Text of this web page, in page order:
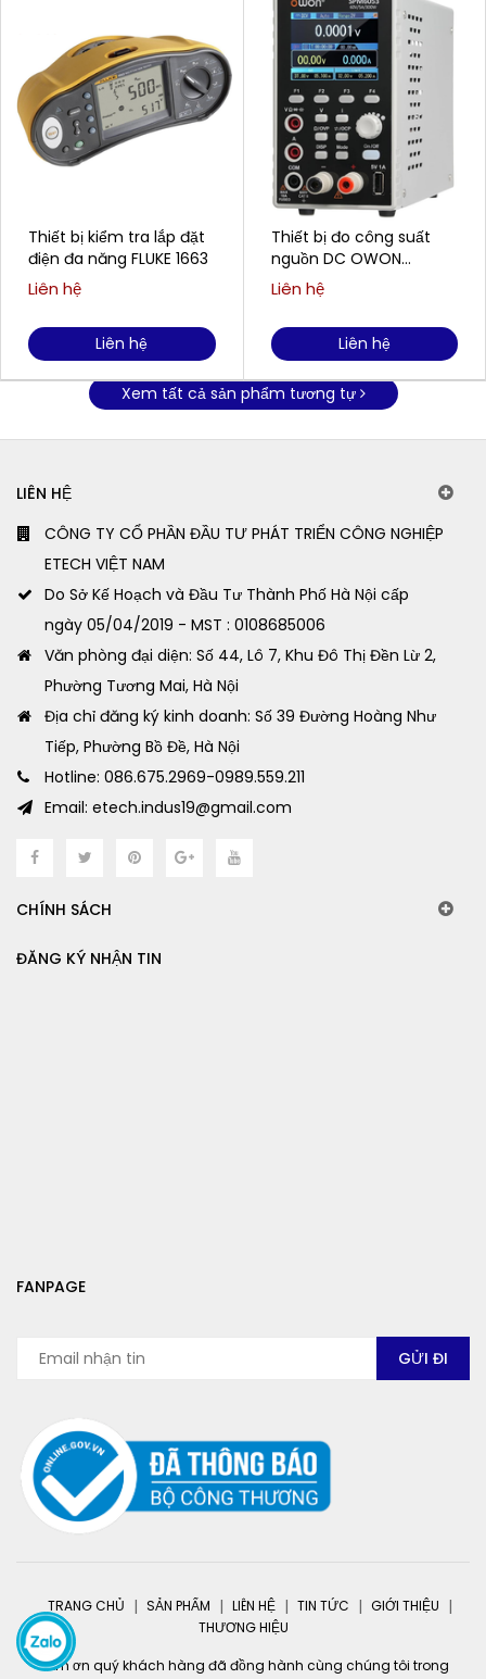
Thiết bị kiểm tra lắp đặt
điện đa năng FLUKE 1663
Liên hệ
Liên hệ
Thiết bị đo công suất
nguồn DC OWON
SPM6053 (1CH; 300W; 0-
60V ; 5A)
Liên hệ
Liên hệ
Xem tất cả sản phẩm tương tự
LIÊN HỆ
CÔNG TY CỔ PHẦN ĐẦU TƯ PHÁT TRIỂN CÔNG NGHIỆP
ETECH VIỆT NAM
Do Sở Kế Hoạch và Đầu Tư Thành Phố Hà Nội cấp
ngày 05/04/2019 - MST : 0108685006
Văn phòng đại diện: Số 44, Lô 7, Khu Đô Thị Đền Lừ 2,
Phường Tương Mai, Hà Nội
Địa chỉ đăng ký kinh doanh: Số 39 Đường Hoàng Như
Tiếp, Phường Bồ Đề, Hà Nội
Hotline: 086.675.2969-0989.559.211
Email: etech.indus19@gmail.com
CHÍNH SÁCH
ĐĂNG KÝ NHẬN TIN
FANPAGE
TRANG CHỦ SẢN PHẨM LIÊN HỆ TIN TỨC
GIỚI THIỆU
THƯƠNG HIỆU
Cảm ơn quý khách hàng đã đồng hành cùng chúng tôi trong